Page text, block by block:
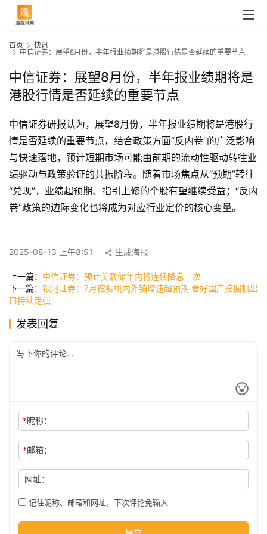
首
页
讯
公
科
技
首页
快讯
中信证券：展望8月份，半年报业绩期将是港股行情是否延续的重要节点
中信证券：展望8月份，半年报业绩期将是
港股行情是否延续的重要节点
中信证券研报认为，展望8月份，半年报业绩期将是港股行
情是否延续的重要节点，结合政策方面“反内卷”的广泛影响
与快速落地，预计短期市场可能由前期的流动性驱动转往业
绩驱动与政策验证的共振阶段。随着市场焦点从“预期”转往
“兑现”，业绩超预期、指引上修的个股有望继续受益；“反内
卷”政策的边际变化也将成为对应行业定价的核心变量。
2025-08-13 上午8:51 生成海报
上一篇： 中信证券：预计美联储年内将连续降息三次
下一篇： 银河证券：7月挖掘机内外销增速超预期 看好国产挖掘机出
口持续走强
发表回复
*昵称：
*邮箱：
网址：
记住昵称、邮箱和网址，下次评论免输入